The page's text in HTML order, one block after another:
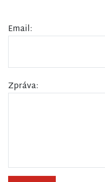
Email:
Zpráva: